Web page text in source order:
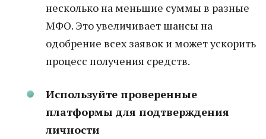
несколько на меньшие суммы в разные
МФО. Это увеличивает шансы на
одобрение всех заявок и может ускорить
процесс получения средств.
Используйте проверенные
платформы для подтверждения
личности